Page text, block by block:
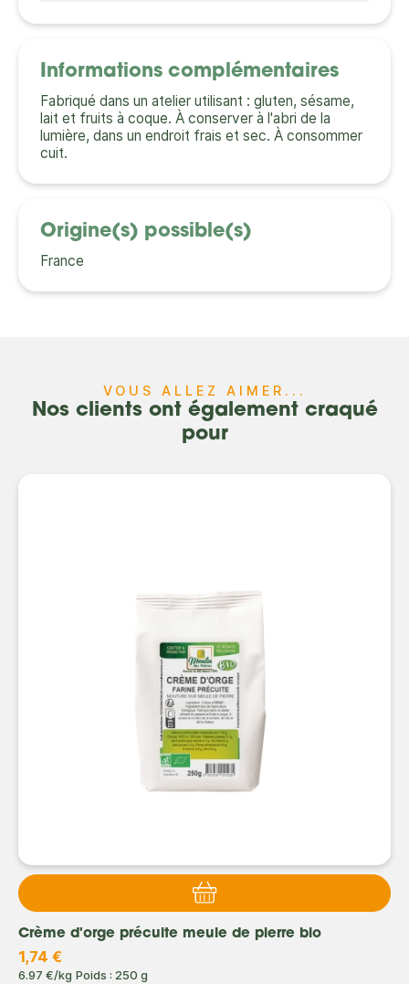
Informations complémentaires
Fabriqué dans un atelier utilisant : gluten, sésame,
lait et fruits à coque. À conserver à l'abri de la
lumière, dans un endroit frais et sec. À consommer
cuit.
Origine(s) possible(s)
France
VOUS ALLEZ AIMER...
Nos clients ont également craqué
pour
Crème d'orge précuite meule de pierre bio
1,74 €
6.97 €/kg Poids : 250 g